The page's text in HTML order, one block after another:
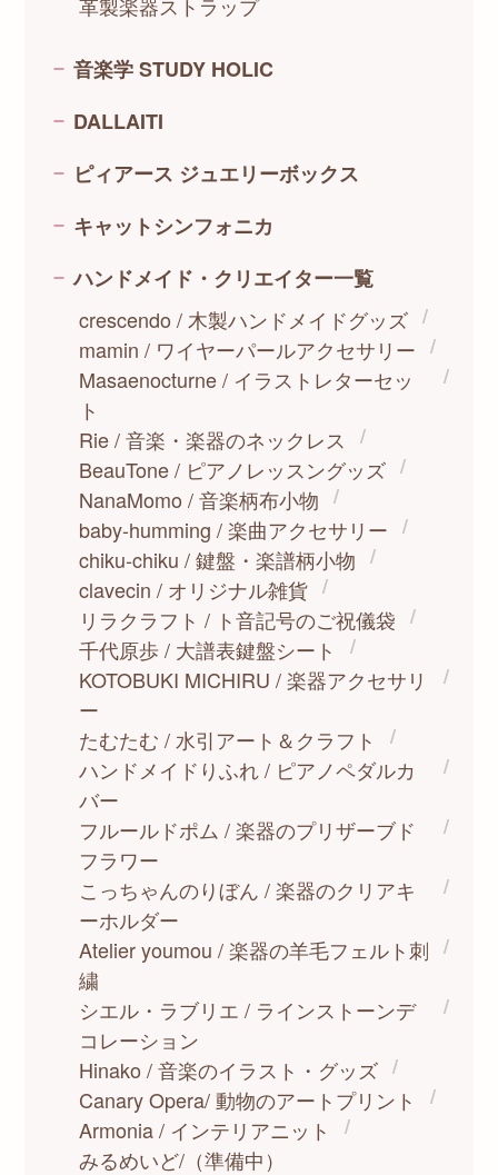
音楽学 STUDY HOLIC
DALLAITI
ピィアース ジュエリーボックス
キャットシンフォニカ
ハンドメイド・クリエイター一覧
crescendo / 木製ハンドメイドグッズ
mamin / ワイヤーパールアクセサリー
Masaenocturne / イラストレターセッ
ト
Rie / 音楽・楽器のネックレス
BeauTone / ピアノレッスングッズ
NanaMomo / 音楽柄布小物
baby-humming / 楽曲アクセサリー
chiku-chiku / 鍵盤・楽譜柄小物
clavecin / オリジナル雑貨
リラクラフト / ト音記号のご祝儀袋
千代原歩 / 大譜表鍵盤シート
KOTOBUKI MICHIRU / 楽器アクセサリ
ー
たむたむ / 水引アート＆クラフト
ハンドメイドりふれ / ピアノペダルカ
バー
フルールドポム / 楽器のプリザーブド
フラワー
こっちゃんのりぼん / 楽器のクリアキ
ーホルダー
Atelier youmou / 楽器の羊毛フェルト刺
繍
シエル・ラブリエ / ラインストーンデ
コレーション
Hinako / 音楽のイラスト・グッズ
Canary Opera/ 動物のアートプリント
Armonia / インテリアニット
みるめいど/（準備中）